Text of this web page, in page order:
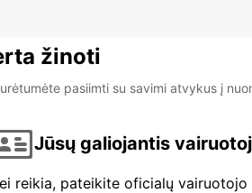
žinoti
pasiimti su savimi atvykus į
Jūsų galiojantis
reikia, pateikite oficialų